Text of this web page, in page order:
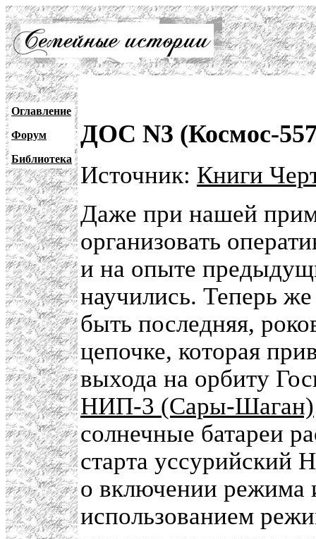
Оглавление
Форум
Библиотека
ДОС N3 (Космос-
Источник: Книги
Даже при нашей
организовать
и на опыте
научились. Теперь
быть последняя,
цепочке, которая
выхода на орбиту
НИП-3 (Сары-Шаган)
солнечные батареи
старта уссурийский
о включении режима
использованием